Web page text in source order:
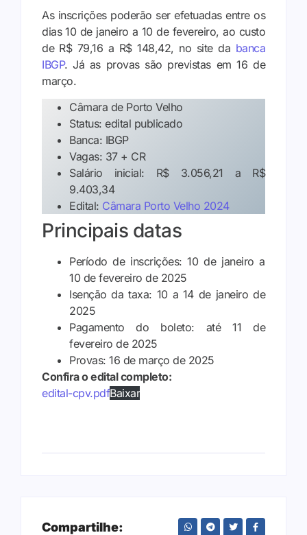
As inscrições poderão ser efetuadas entre os
dias 10 de janeiro a 10 de fevereiro, ao custo
de R$ 79,16 a R$ 148,42, no site da banca
IBGP. Já as provas são previstas em 16 de
março.
Câmara de Porto Velho
Status: edital publicado
Banca: IBGP
Vagas: 37 + CR
Salário inicial: R$ 3.056,21 a R$
9.403,34
Edital: Câmara Porto Velho 2024
Principais datas
Período de inscrições: 10 de janeiro a
10 de fevereiro de 2025
Isenção da taxa: 10 a 14 de janeiro de
2025
Pagamento do boleto: até 11 de
fevereiro de 2025
Provas: 16 de março de 2025
Confira o edital completo:
edital-cpv.pdfBaixar
Compartilhe: